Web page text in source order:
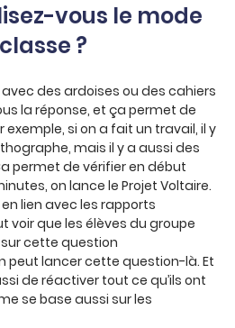
vous le mode
?
des ardoises ou des cahiers
la réponse, et ça permet de
exemple, si on a fait un travail, il y
mais il y a aussi des
permet de vérifier en début
on lance le Projet Voltaire.
lien avec les rapports
voir que les élèves du groupe
cette question
peut lancer cette question-là. Et
de réactiver tout ce qu’ils ont
se base aussi sur les